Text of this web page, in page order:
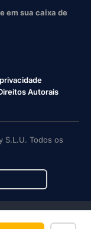
em sua caixa de
Autorais
S.L.U. Todos os